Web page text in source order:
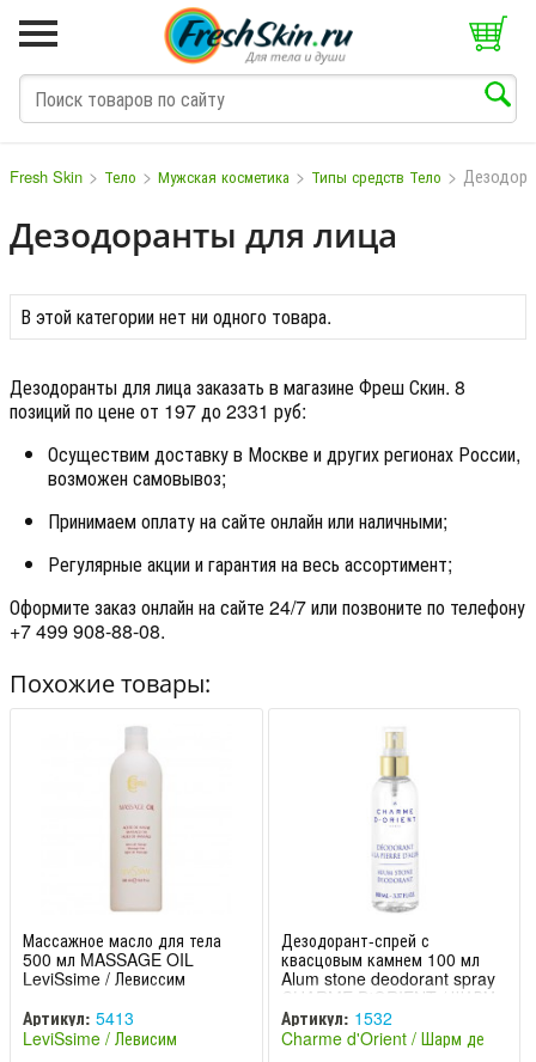
Fresh Skin > Тело > Мужская косметика > Типы средств Тело >
Дезодоранты для лица
В этой категории нет ни одного товара.
Дезодоранты для лица заказать в магазине Фреш Скин. 8
позиций по цене от 197 до 2331 руб:
Осуществим доставку в Москве и других регионах России,
возможен самовывоз;
Принимаем оплату на сайте онлайн или наличными;
Регулярные акции и гарантия на весь ассортимент;
Оформите заказ онлайн на сайте 24/7 или позвоните по телефону
+7 499 908-88-08.
Похожие товары:
Массажное масло для тела
500 мл MASSAGE OIL
LeviSsime / Левиссим
Артикул: 5413
LeviSsime / Левисим
Дезодорант-спрей с
квасцовым камнем 100 мл
Alum stone deodorant spray
CHARME D'ORIENT / ШАРМ
Артикул: 1532
Charme d'Orient / Шарм де